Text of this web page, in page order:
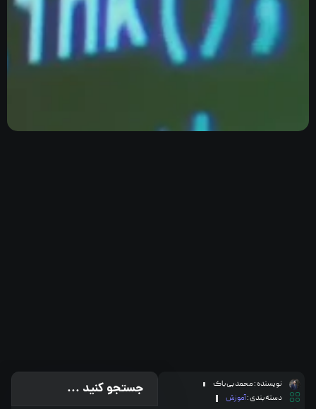
نویسنده :محمد بی باک
دسته بندی :آموزش
جستجو کنید ...